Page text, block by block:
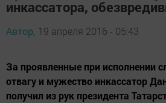
инкассатора,
Автор, 19 апреля 2016 - 05:43
За проявленные при исполнении
отвагу и мужество инкассатор
получил из рук президента